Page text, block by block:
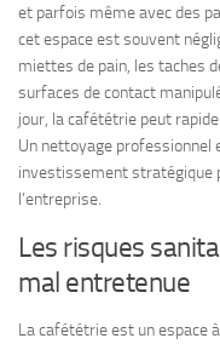
et parfois même avec des
cet espace est souvent
miettes de pain, les taches
surfaces de contact
jour, la cafététrie peut
Un nettoyage professionnel
investissement stratégique
l’entreprise.
Les risques
mal entretenue
La cafététrie est un espace